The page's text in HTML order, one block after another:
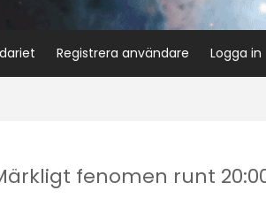
Registrera användare Logga in
fenomen runt